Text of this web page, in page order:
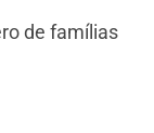
de famílias